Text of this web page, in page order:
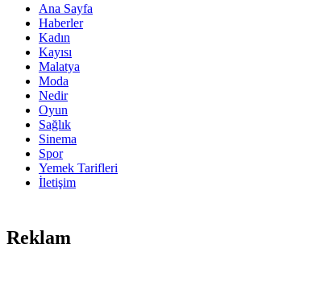
Ana Sayfa
Haberler
Kadın
Kayısı
Malatya
Moda
Nedir
Oyun
Sağlık
Sinema
Spor
Yemek Tarifleri
İletişim
Reklam